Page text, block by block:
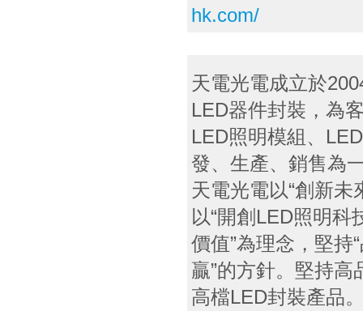
hk.com/
天電光電成立於
LED器件封裝，為
LED照明模組、
發、生產、銷售為
天電光電以“創新未
以“開創LED照明
價值”為理念，堅持
贏”的方針。堅持
高檔LED封裝產品